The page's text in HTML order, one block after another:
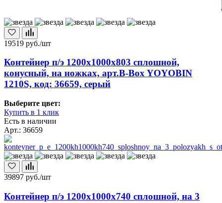
19519 руб./шт
Контейнер п/э 1200х1000х803 сплошной,
конусный, на ножках, арт.B-Box YOYOBIN
1210S, код: 36659, серый
Выберите цвет:
Купить в 1 клик
Есть в наличии
Арт.: 36659
39897 руб./шт
Контейнер п/э 1200х1000х740 сплошной, на 3